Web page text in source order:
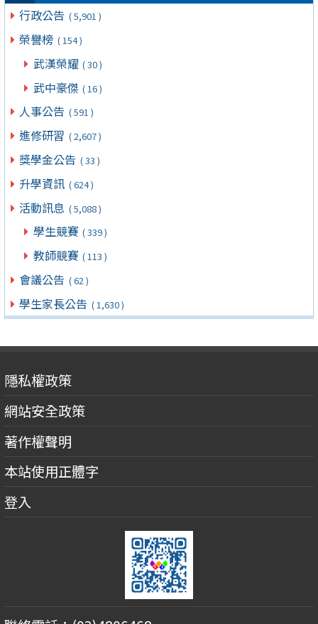
行政公告 ( 5,901 )
榮譽榜 ( 154 )
武漢榮耀 ( 30 )
武中豪傑 ( 16 )
人事公告 ( 591 )
進修研習 ( 2,607 )
獎學金公告 ( 33 )
升學資訊 ( 624 )
活動訊息 ( 5,088 )
學生競賽 ( 339 )
教師競賽 ( 113 )
會議公告 ( 62 )
學生家長公告 ( 1,630 )
隱私權政策
網站安全政策
著作權聲明
本站使用正體字
登入